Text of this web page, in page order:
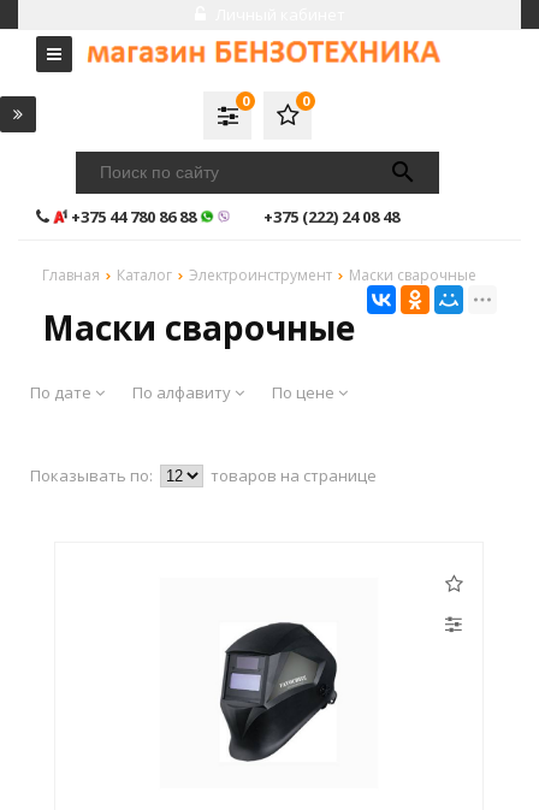
0
0
+375 44 780 86 88 +375 (222) 24 08 48
Главная Каталог Электроинструмент Маски сварочные
Маски сварочные
По дате По алфавиту По цене
Показывать по: товаров на странице